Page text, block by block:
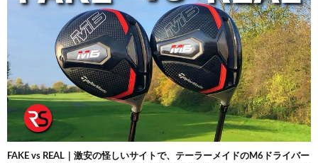
FAKE vs REAL｜激安の怪しいサイトで、テーラーメイドのM6ドライバー